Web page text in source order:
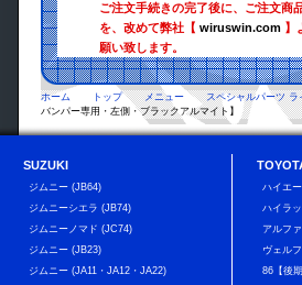
ご注文手続きの完了後に、ご注文商
を、改めて弊社【 wiruswin.com】
願い致します。
ホーム トップ メニュー
スペシャルパーツ ラ
バンパー専用・左側・ブラックアルマイト】
SUZUKI
ジムニー (JB64)
ジムニーシエラ (JB74)
ジムニーノマド (JC74)
ジムニー (JB23)
ジムニー (JA11・JA12・JA22)
ハイエ
ハイラ
アルフ
ヴェル
86【後